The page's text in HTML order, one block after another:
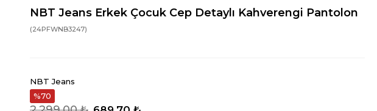
NBT Jeans Erkek Çocuk Cep Detaylı Kahverengi Pantolon
(24PFWNB3247)
NBT Jeans
70